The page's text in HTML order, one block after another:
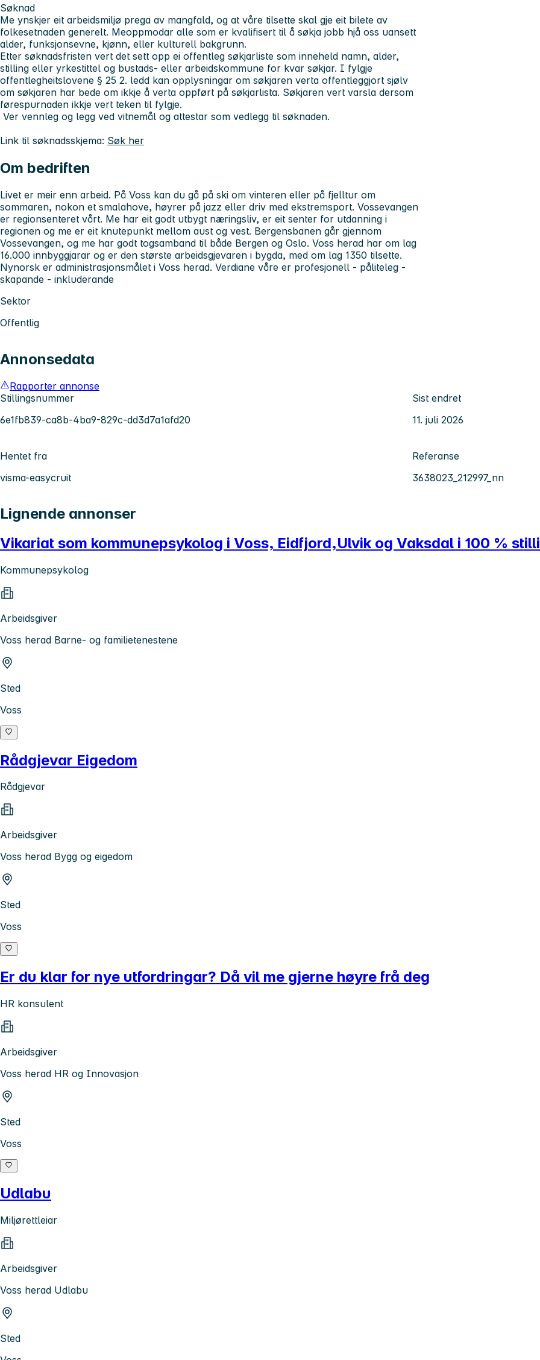
Søknad
Me ynskjer eit arbeidsmiljø prega av mangfald, og at våre tilsette skal gje eit bilete av
folkesetnaden generelt. Meoppmodar alle som er kvalifisert til å søkja jobb hjå oss uansett
alder, funksjonsevne, kjønn, eller kulturell bakgrunn.
Etter søknadsfristen vert det sett opp ei offentleg søkjarliste som inneheld namn, alder,
stilling eller yrkestittel og bustads- eller arbeidskommune for kvar søkjar. I fylgje
offentlegheitslovene § 25 2. ledd kan opplysningar om søkjaren verta offentleggjort sjølv
om søkjaren har bede om ikkje å verta oppført på søkjarlista. Søkjaren vert varsla dersom
førespurnaden ikkje vert teken til fylgje.
Ver vennleg og legg ved vitnemål og attestar som vedlegg til søknaden.
Link til søknadsskjema: Søk her
Om bedriften
Livet er meir enn arbeid. På Voss kan du gå på ski om vinteren eller på fjelltur om
sommaren, nokon et smalahove, høyrer på jazz eller driv med ekstremsport. Vossevangen
er regionsenteret vårt. Me har eit godt utbygt næringsliv, er eit senter for utdanning i
regionen og me er eit knutepunkt mellom aust og vest. Bergensbanen går gjennom
Vossevangen, og me har godt togsamband til både Bergen og Oslo. Voss herad har om lag
16.000 innbyggjarar og er den største arbeidsgjevaren i bygda, med om lag 1350 tilsette.
Nynorsk er administrasjonsmålet i Voss herad. Verdiane våre er profesjonell - påliteleg -
skapande - inkluderande
Sektor
Offentlig
Annonsedata
Rapporter annonse
Stillingsnummer
6e1fb839-ca8b-4ba9-829c-dd3d7a1afd20
Sist endret
11. juli 2026
Hentet fra
visma-easycruit
Referanse
3638023_212997_nn
Lignende annonser
Vikariat som kommunepsykolog i Voss, Eidfjord,Ulvik og Vaksdal i 100 %
Kommunepsykolog
Arbeidsgiver
Voss herad Barne- og familietenestene
Sted
Voss
Rådgjevar Eigedom
Rådgjevar
Arbeidsgiver
Voss herad Bygg og eigedom
Sted
Voss
Er du klar for nye utfordringar? Då vil me gjerne høyre frå deg
HR konsulent
Arbeidsgiver
Voss herad HR og Innovasjon
Sted
Voss
Udlabu
Miljørettleiar
Arbeidsgiver
Voss herad Udlabu
Sted